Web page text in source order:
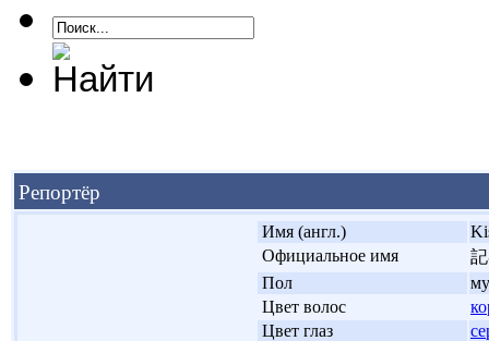
Репортёр
Имя (англ.)
Официальное имя
Пол
Цвет волос
Цвет глаз